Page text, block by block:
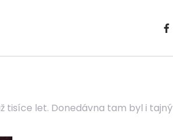
tisíce let. Donedávna tam byl i tajný